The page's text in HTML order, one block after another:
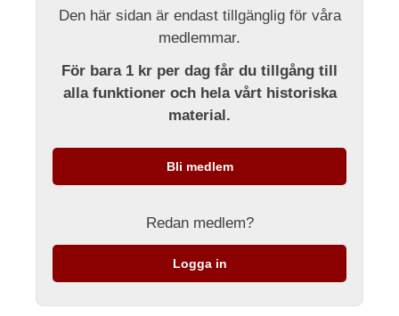
Den här sidan är endast tillgänglig för våra
medlemmar.
För bara 1 kr per dag får du tillgång till
alla funktioner och hela vårt historiska
material.
Bli medlem
Redan medlem?
Logga in